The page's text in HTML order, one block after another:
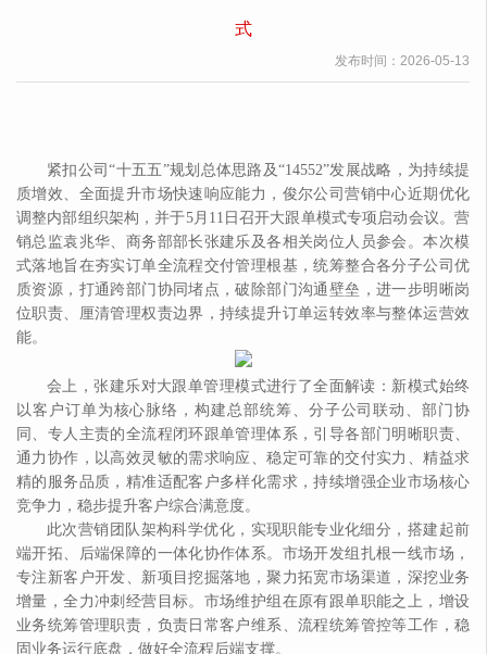
式
发布时间： 2026-05-13
紧扣公司“十五五”规划总体思路及“14552”发展战略，为持续提
质增效、全面提升市场快速响应能力，俊尔公司营销中心近期优化
调整内部组织架构，并于5月11日召开大跟单模式专项启动会议。营
销总监袁兆华、商务部部长张建乐及各相关岗位人员参会。本次模
式落地旨在夯实订单全流程交付管理根基，统筹整合各分子公司优
质资源，打通跨部门协同堵点，破除部门沟通壁垒，进一步明晰岗
位职责、厘清管理权责边界，持续提升订单运转效率与整体运营效
能。
会上，张建乐对大跟单管理模式进行了全面解读：新模式始终
以客户订单为核心脉络，构建总部统筹、分子公司联动、部门协
同、专人主责的全流程闭环跟单管理体系，引导各部门明晰职责、
通力协作，以高效灵敏的需求响应、稳定可靠的交付实力、精益求
精的服务品质，精准适配客户多样化需求，持续增强企业市场核心
竞争力，稳步提升客户综合满意度。
此次营销团队架构科学优化，实现职能专业化细分，搭建起前
端开拓、后端保障的一体化协作体系。市场开发组扎根一线市场，
专注新客户开发、新项目挖掘落地，聚力拓宽市场渠道，深挖业务
增量，全力冲刺经营目标。市场维护组在原有跟单职能之上，增设
业务统筹管理职责，负责日常客户维系、流程统筹管控等工作，稳
固业务运行底盘，做好全流程后端支撑。